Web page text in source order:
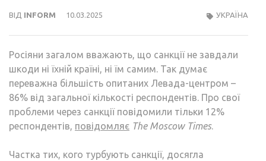
ВІД INFORM 10.03.2025 УКРАЇНА
Росіяни загалом вважають, що санкції не завдали
шкоди ні їхній країні, ні їм самим. Так думає
переважна більшість опитаних Левада-центром –
86% від загальної кількості респондентів. Про свої
проблеми через санкції повідомили тільки 12%
респондентів, повідомляє The Moscow Times.
Частка тих, кого турбують санкції, досягла